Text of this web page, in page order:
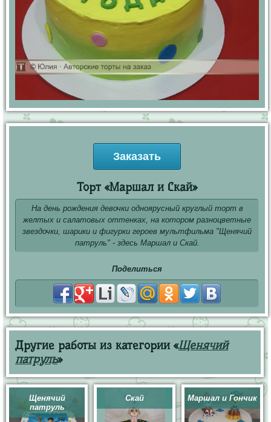
Заказать
Торт «Маршал и Скай»
На день рождения девочки одноярусный круглый торт в
желтых и салатовых оттенках, на котором разноцветные
звездочки, шарики и фигурки героев мультфильма "Щенячий
патруль" - здесь Маршал и Скай.
Поделиться
Другие работы из категории «Щенячий
патруль»
Щенячий
патруль
Скай Маршал и Гончик